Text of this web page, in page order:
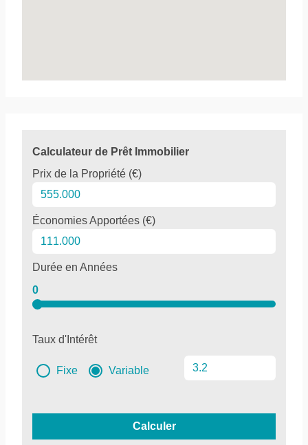
Calculateur de Prêt Immobilier
Prix de la Propriété (€)
Économies Apportées (€)
Durée en Années
0
Taux d'Intérêt
Fixe Variable
Calculer